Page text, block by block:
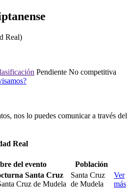
Real)
Pendiente No competitiva
nos lo puedes comunicar a través del
Real
del evento
Población
Santa Cruz
Cruz de Mudela
Santa Cruz
de Mudela
Ver
más